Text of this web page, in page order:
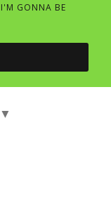
I'M GONNA BE
▼